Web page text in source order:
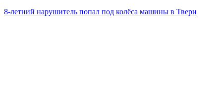
8-летний нарушитель попал под колёса машины в Твери